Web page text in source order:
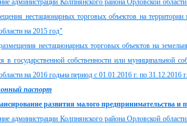
администрации Колпнянского района Орловской
нестационарных торговых объектов на
на 2015 год"
нестационарных торговых объектов на
в государственной собственности или муниципальной
на 2016 годьна период с 01.01.2016 г. по 31.12.2016 г.
паспорт
развития малого предпринимательства и
администрации Колпнянского района Орловской